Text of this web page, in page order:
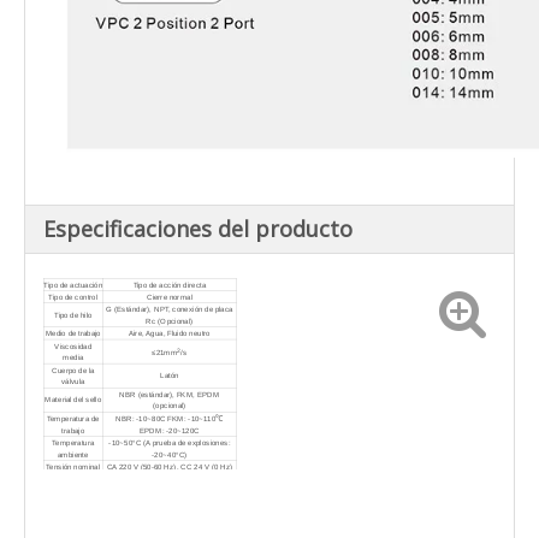
Especificaciones del producto
Tipo de actuación Tipo de acción directa
Tipo de control Cierre normal
Tipo de hilo
G (Estándar), NPT, conexión de placa
Rc (Opcional)
Medio de trabajo
Aire, Agua, Fluido neutro
Viscosidad
media
≤21mm2/s
Cuerpo de la
válvula
Latón
Material del sello
NBR (estándar), FKM, EPDM
(opcional)
Temperatura de
trabajo
NBR: -10~80C FKM: -10~110℃
EPDM: -20~120C
Temperatura
ambiente
-10~50°C (A prueba de explosiones:
-20~40°C)
Tensión nominal
CA 220 V (50-60 Hz), CC 24 V (0 Hz)